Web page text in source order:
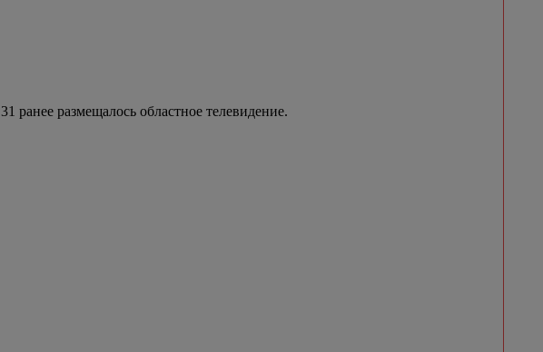
ранее размещалось областное телевидение.